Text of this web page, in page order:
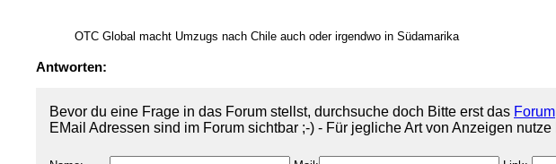
OTC Global macht Umzugs nach Chile auch oder irgendwo in Südamarika
Antworten:
Bevor du eine Frage in das Forum stellst, durchsuche doch Bitte erst das Forum
EMail Adressen sind im Forum sichtbar ;-) - Für jegliche Art von Anzeigen nutze